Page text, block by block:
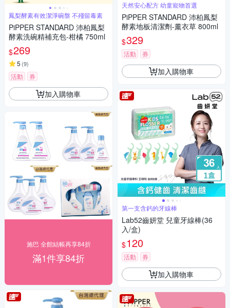
鳳梨酵素有效潔淨碗盤 不殘留毒素
PiPPER STANDARD 沛柏鳳梨
酵素洗碗精補充包-柑橘 750ml
$269
5 (9)
活動 券
加入購物車
施巴 全館結帳再享84折
滿1件享84折
天然安心配方 幼童寵物首選
PiPPER STANDARD 沛柏鳳梨
酵素地板清潔劑-薰衣草 800ml
$329
活動 券
加入購物車
第一支含鈣的牙線棒
Lab52齒妍堂 兒童牙線棒(36
入/盒)
$120
活動 券
加入購物車